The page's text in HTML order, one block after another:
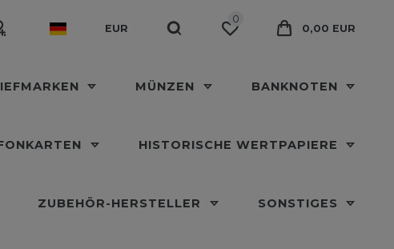
EUR
0
0,00 EUR
MÜNZEN BANKNOTEN
HISTORISCHE WERTPAPIERE
ZUBEHÖR-HERSTELLER SONSTIGES